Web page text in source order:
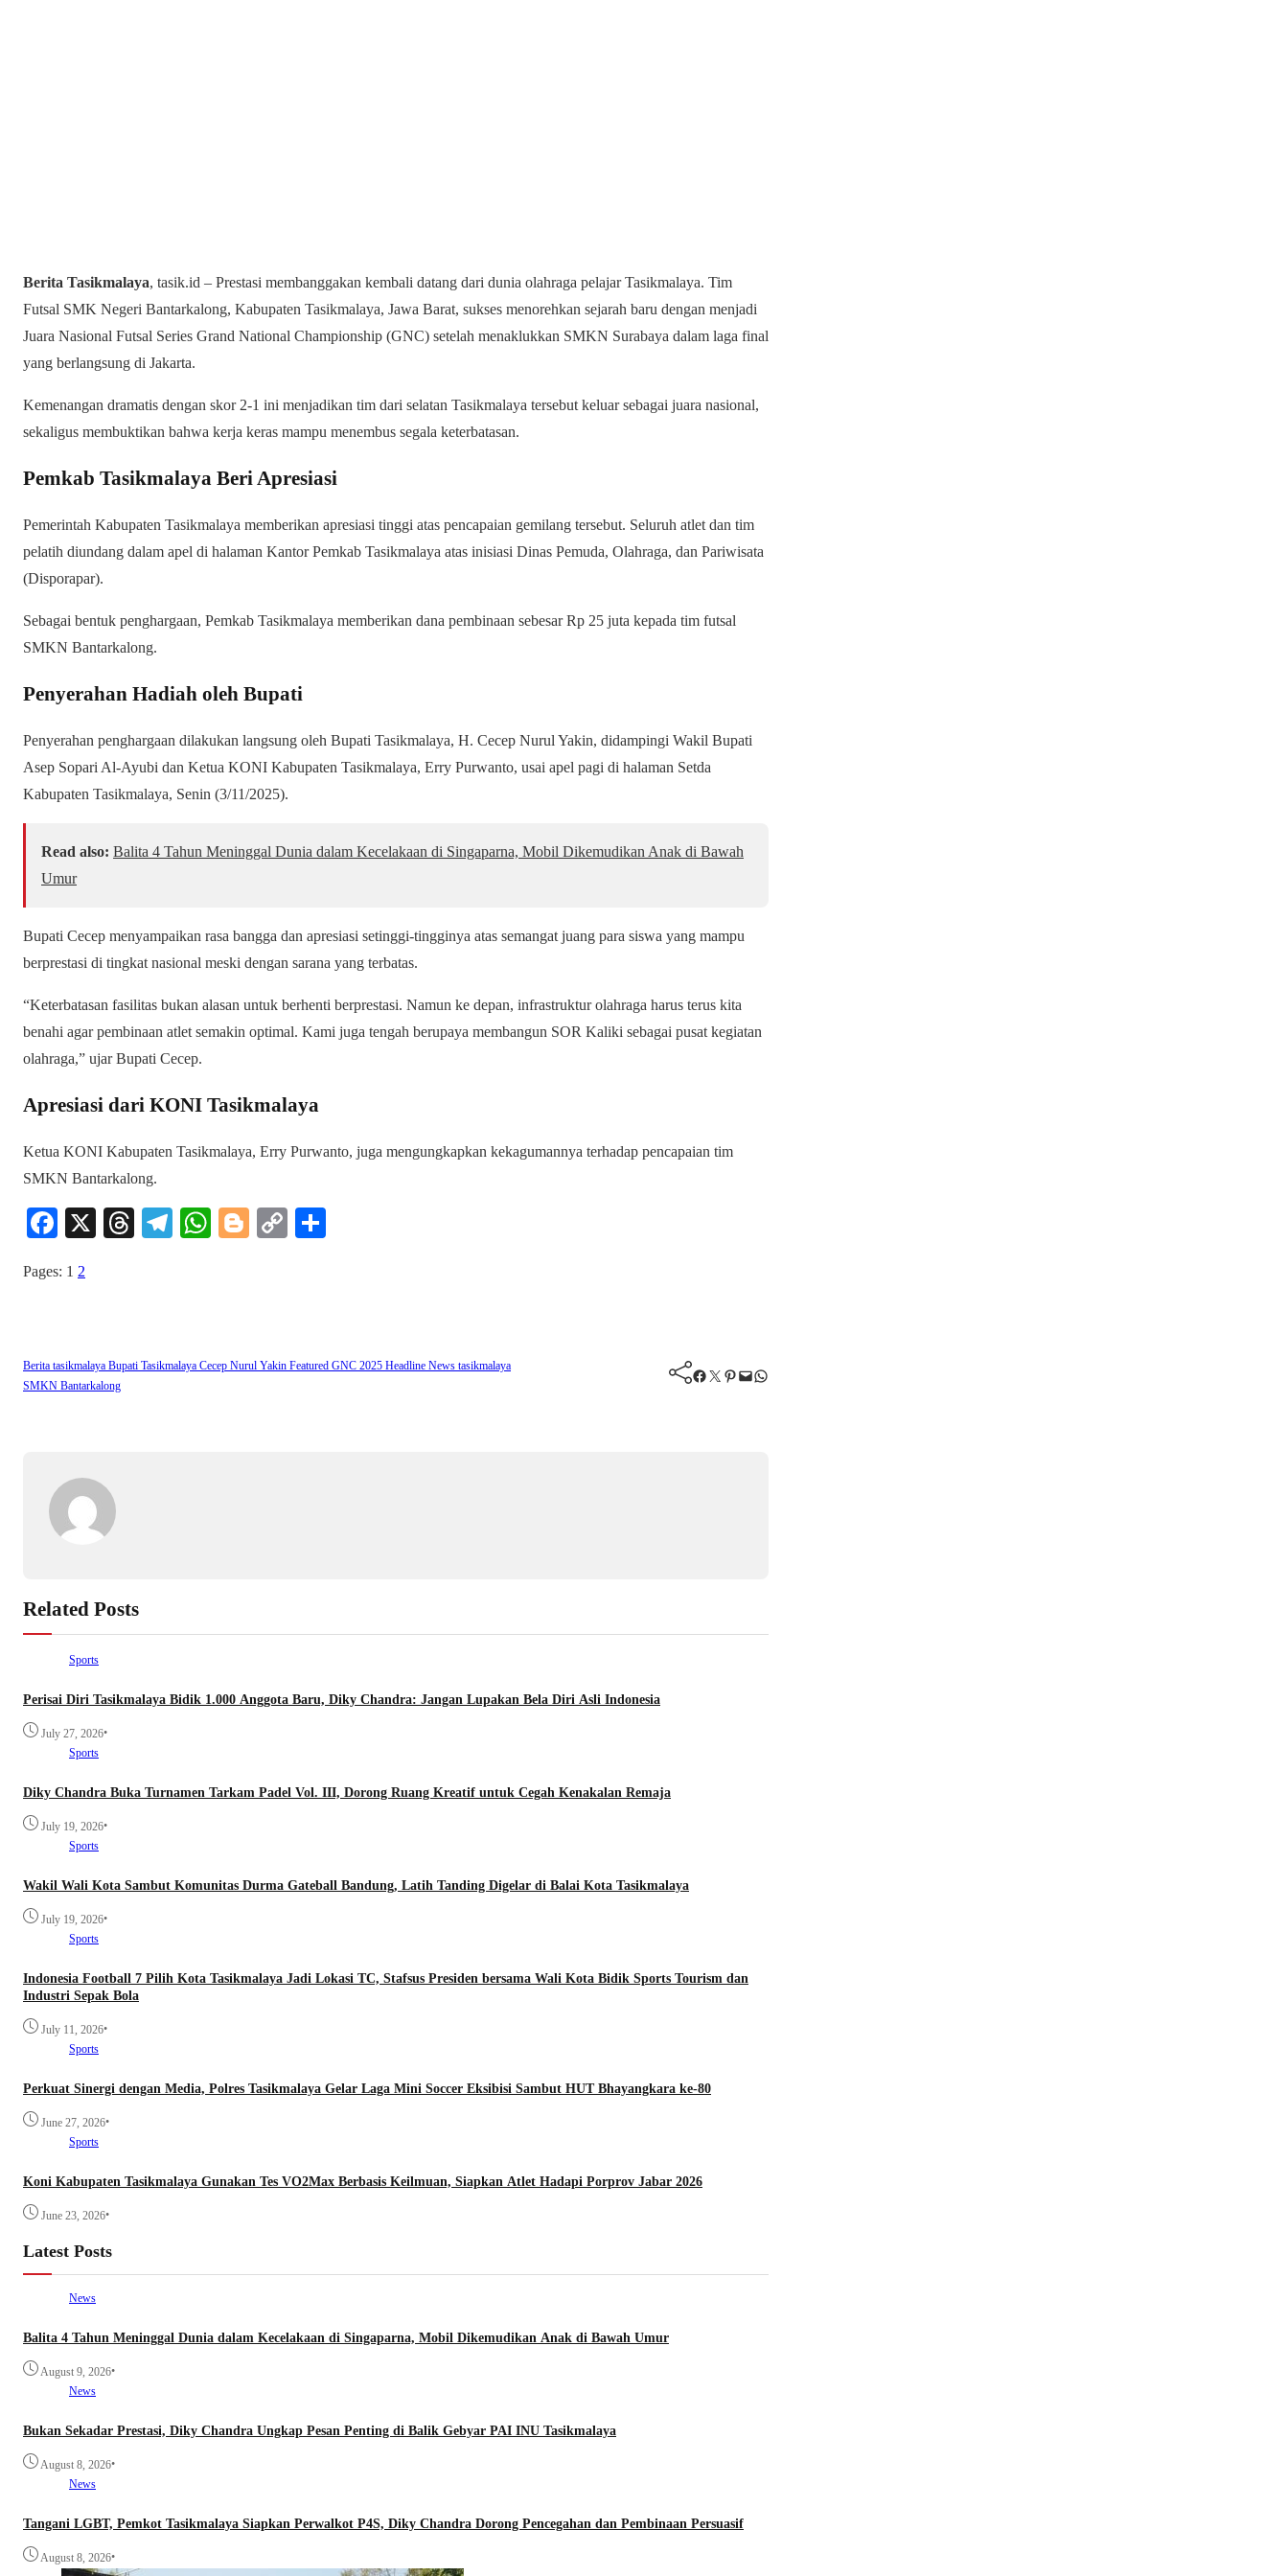
Berita Tasikmalaya, tasik.id – Prestasi membanggakan kembali datang dari dunia olahraga pelajar Tasikmalaya. Tim
Futsal SMK Negeri Bantarkalong, Kabupaten Tasikmalaya, Jawa Barat, sukses menorehkan sejarah baru dengan menjadi
Juara Nasional Futsal Series Grand National Championship (GNC) setelah menaklukkan SMKN Surabaya dalam laga final
yang berlangsung di Jakarta.
Kemenangan dramatis dengan skor 2-1 ini menjadikan tim dari selatan Tasikmalaya tersebut keluar sebagai juara nasional,
sekaligus membuktikan bahwa kerja keras mampu menembus segala keterbatasan.
Pemkab Tasikmalaya Beri Apresiasi
Pemerintah Kabupaten Tasikmalaya memberikan apresiasi tinggi atas pencapaian gemilang tersebut. Seluruh atlet dan tim
pelatih diundang dalam apel di halaman Kantor Pemkab Tasikmalaya atas inisiasi Dinas Pemuda, Olahraga, dan Pariwisata
(Disporapar).
Sebagai bentuk penghargaan, Pemkab Tasikmalaya memberikan dana pembinaan sebesar Rp 25 juta kepada tim futsal
SMKN Bantarkalong.
Penyerahan Hadiah oleh Bupati
Penyerahan penghargaan dilakukan langsung oleh Bupati Tasikmalaya, H. Cecep Nurul Yakin, didampingi Wakil Bupati
Asep Sopari Al-Ayubi dan Ketua KONI Kabupaten Tasikmalaya, Erry Purwanto, usai apel pagi di halaman Setda
Kabupaten Tasikmalaya, Senin (3/11/2025).
Read also: Balita 4 Tahun Meninggal Dunia dalam Kecelakaan di Singaparna, Mobil Dikemudikan Anak di Bawah
Umur
Bupati Cecep menyampaikan rasa bangga dan apresiasi setinggi-tingginya atas semangat juang para siswa yang mampu
berprestasi di tingkat nasional meski dengan sarana yang terbatas.
“Keterbatasan fasilitas bukan alasan untuk berhenti berprestasi. Namun ke depan, infrastruktur olahraga harus terus kita
benahi agar pembinaan atlet semakin optimal. Kami juga tengah berupaya membangun SOR Kaliki sebagai pusat kegiatan
olahraga,” ujar Bupati Cecep.
Apresiasi dari KONI Tasikmalaya
Ketua KONI Kabupaten Tasikmalaya, Erry Purwanto, juga mengungkapkan kekagumannya terhadap pencapaian tim
SMKN Bantarkalong.
Fa
bo
X
T
Te
W
Bl
C
Pages: 1 2
Berita tasikmalaya Bupati Tasikmalaya Cecep Nurul Yakin Featured GNC 2025 Headline News tasikmalaya
SMKN Bantarkalong
Facebook Twitter Pinterest Mail WhatsApp
Related Posts
Sports
Perisai Diri Tasikmalaya Bidik 1.000 Anggota Baru, Diky Chandra: Jangan Lupakan Bela Diri Asli Indonesia
July 27, 2026•
Sports
Diky Chandra Buka Turnamen Tarkam Padel Vol. III, Dorong Ruang Kreatif untuk Cegah Kenakalan Remaja
July 19, 2026•
Sports
Wakil Wali Kota Sambut Komunitas Durma Gateball Bandung, Latih Tanding Digelar di Balai Kota Tasikmalaya
July 19, 2026•
Sports
Indonesia Football 7 Pilih Kota Tasikmalaya Jadi Lokasi TC, Stafsus Presiden bersama Wali Kota Bidik Sports Tourism dan
Industri Sepak Bola
July 11, 2026•
Sports
Perkuat Sinergi dengan Media, Polres Tasikmalaya Gelar Laga Mini Soccer Eksibisi Sambut HUT Bhayangkara ke-80
June 27, 2026•
Sports
Koni Kabupaten Tasikmalaya Gunakan Tes VO2Max Berbasis Keilmuan, Siapkan Atlet Hadapi Porprov Jabar 2026
June 23, 2026•
Latest Posts
News
Balita 4 Tahun Meninggal Dunia dalam Kecelakaan di Singaparna, Mobil Dikemudikan Anak di Bawah Umur
August 9, 2026•
News
Bukan Sekadar Prestasi, Diky Chandra Ungkap Pesan Penting di Balik Gebyar PAI INU Tasikmalaya
August 8, 2026•
News
Tangani LGBT, Pemkot Tasikmalaya Siapkan Perwalkot P4S, Diky Chandra Dorong Pencegahan dan Pembinaan Persuasif
August 8, 2026•